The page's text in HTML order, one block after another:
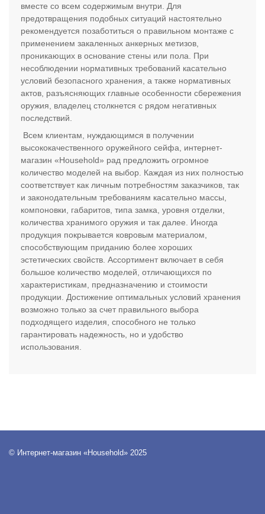
вместе со всем содержимым внутри. Для
предотвращения подобных ситуаций настоятельно
рекомендуется позаботиться о правильном монтаже с
применением закаленных анкерных метизов,
проникающих в основание стены или пола. При
несоблюдении нормативных требований касательно
условий безопасного хранения, а также нормативных
актов, разъясняющих главные особенности сбережения
оружия, владелец столкнется с рядом негативных
последствий.
Всем клиентам, нуждающимся в получении
высококачественного оружейного сейфа, интернет-
магазин «Household» рад предложить огромное
количество моделей на выбор. Каждая из них полностью
соответствует как личным потребностям заказчиков, так
и законодательным требованиям касательно массы,
компоновки, габаритов, типа замка, уровня отделки,
количества хранимого оружия и так далее. Иногда
продукция покрывается ковровым материалом,
способствующим приданию более хороших
эстетических свойств. Ассортимент включает в себя
большое количество моделей, отличающихся по
характеристикам, предназначению и стоимости
продукции. Достижение оптимальных условий хранения
возможно только за счет правильного выбора
подходящего изделия, способного не только
гарантировать надежность, но и удобство
использования.
© Интернет-магазин «Household» 2025